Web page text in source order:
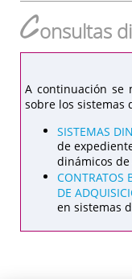
Consultas
A continuación se
sobre los sistemas
SISTEMAS
de
dinámicos
CONTRATOS
DE
en sistemas